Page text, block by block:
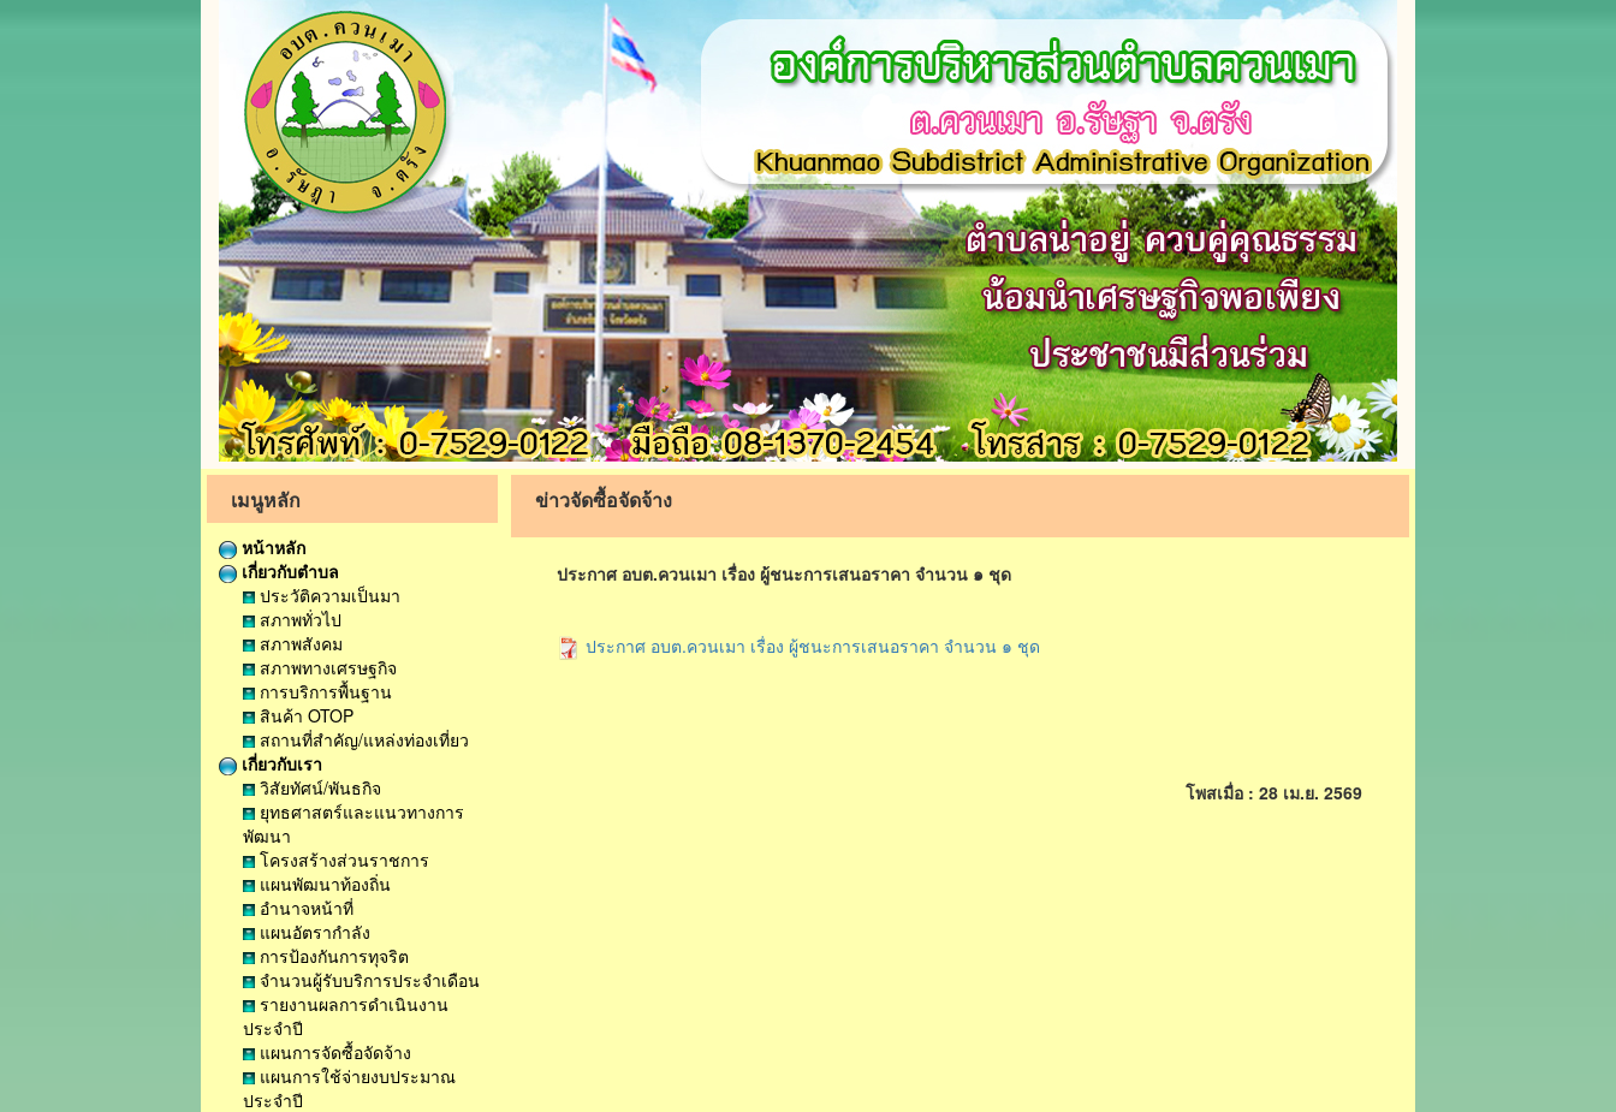
เมนูหลัก
หน้าหลัก
เกี่ยวกับตำบล
ประวัติความเป็นมา
สภาพทั่วไป
สภาพสังคม
สภาพทางเศรษฐกิจ
การบริการพื้นฐาน
สินค้า OTOP
สถานที่สำคัญ/แหล่งท่องเที่ยว
เกี่ยวกับเรา
วิสัยทัศน์/พันธกิจ
ยุทธศาสตร์และแนวทางการ
พัฒนา
โครงสร้างส่วนราชการ
แผนพัฒนาท้องถิ่น
อำนาจหน้าที่
แผนอัตรากำลัง
การป้องกันการทุจริต
จำนวนผู้รับบริการประจำเดือน
รายงานผลการดำเนินงาน
ประจำปี
แผนการจัดซื้อจัดจ้าง
แผนการใช้จ่ายงบประมาณ
ประจำปี
ข่าวจัดซื้อจัดจ้าง
ประกาศ อบต.ควนเมา เรื่อง ผู้ชนะการเสนอราคา จำนวน ๑ ชุด
ประกาศ อบต.ควนเมา เรื่อง ผู้ชนะการเสนอราคา จำนวน ๑ ชุด
โพสเมื่อ : 28 เม.ย. 2569